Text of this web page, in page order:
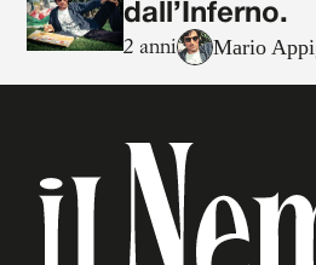
dall’Inferno.
2 anni Mario